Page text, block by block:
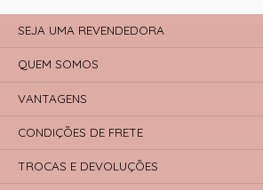
SEJA UMA REVENDEDORA
QUEM SOMOS
VANTAGENS
CONDIÇÕES DE FRETE
TROCAS E DEVOLUÇÕES